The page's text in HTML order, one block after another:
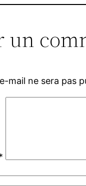
un
mail ne sera pas